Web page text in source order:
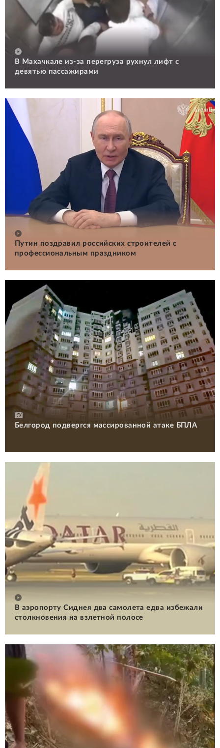
В Махачкале из-за перегруза рухнул лифт с
девятью пассажирами
Путин поздравил российских строителей с
профессиональным праздником
Белгород подвергся массированной атаке БПЛА
В аэропорту Сиднея два самолета едва избежали
столкновения на взлетной полосе